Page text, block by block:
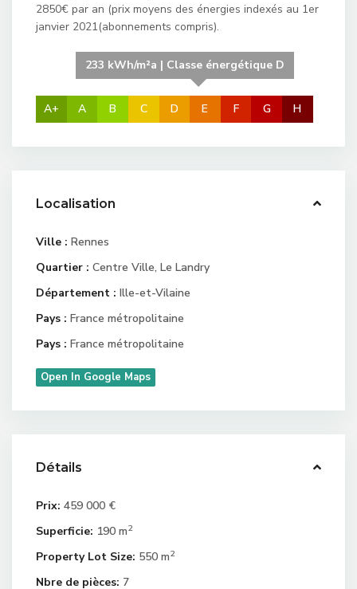
2850€ par an (prix moyens des énergies indexés au 1er
janvier 2021(abonnements compris).
A+ A B C
233 kWh/m²a | Classe énergétique D
D E F G H
Localisation
Ville : Rennes
Quartier : Centre Ville, Le Landry
Département : Ille-et-Vilaine
Pays : France métropolitaine
Pays : France métropolitaine
Open In Google Maps
Détails
Prix: 459 000 €
Superficie: 190 m2
Property Lot Size: 550 m2
Nbre de pièces: 7